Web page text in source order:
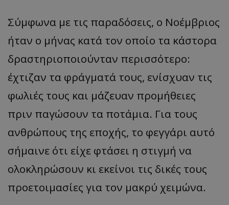
Σύμφωνα με τις παραδόσεις, ο Νοέμβριος
ήταν ο μήνας κατά τον οποίο τα κάστορα
δραστηριοποιούνταν περισσότερο:
έχτιζαν τα φράγματά τους, ενίσχυαν τις
φωλιές τους και μάζευαν προμήθειες
πριν παγώσουν τα ποτάμια. Για τους
ανθρώπους της εποχής, το φεγγάρι αυτό
σήμαινε ότι είχε φτάσει η στιγμή να
ολοκληρώσουν κι εκείνοι τις δικές τους
προετοιμασίες για τον μακρύ χειμώνα.